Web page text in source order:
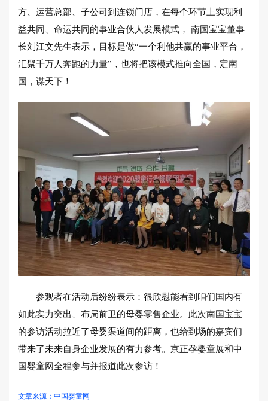
方、运营总部、子公司到连锁门店，在每个环节上实现利
益共同、命运共同的事业合伙人发展模式， 南国宝宝董事
长刘江文先生表示，目标是做“一个利他共赢的事业平台，
汇聚千万人奔跑的力量”，也将把该模式推向全国，定南
国，谋天下！
参观者在活动后纷纷表示：很欣慰能看到咱们国内有
如此实力突出、布局前卫的母婴零售企业。此次南国宝宝
的参访活动拉近了母婴渠道间的距离，也给到场的嘉宾们
带来了未来自身企业发展的有力参考。京正孕婴童展和中
国婴童网全程参与并报道此次参访！
文章来源：中国婴童网